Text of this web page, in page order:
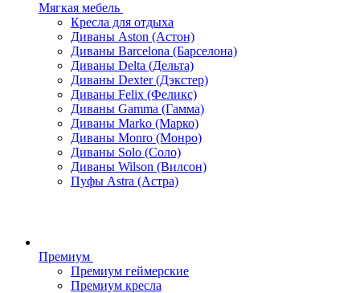
Мягкая мебель
Кресла для отдыха
Диваны Aston (Астон)
Диваны Barcelona (Барселона)
Диваны Delta (Дельта)
Диваны Dexter (Дэкстер)
Диваны Felix (Феликс)
Диваны Gamma (Гамма)
Диваны Marko (Марко)
Диваны Monro (Монро)
Диваны Solo (Соло)
Диваны Wilson (Вилсон)
Пуфы Astra (Астра)
Премиум
Премиум геймерские
Премиум кресла